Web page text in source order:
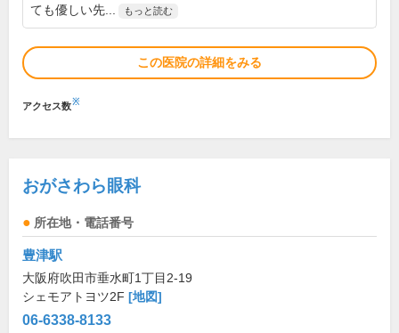
ても優しい先...
もっと読む
この医院の詳細をみる
アクセス数※
おがさわら眼科
所在地・電話番号
豊津駅
大阪府吹田市垂水町1丁目2-19
シェモアトヨツ2F [地図]
06-6338-8133